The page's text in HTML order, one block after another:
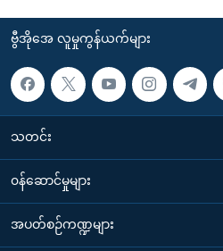
ဗွီအိုအေ လူမှုကွန်ယက်များ
သတင်း
၀န်ဆောင်မှုများ
အပတ်စဉ်ကဏ္ဍများ